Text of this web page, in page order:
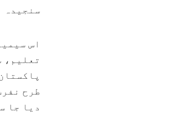
سنجیدہ
اس
تعلیم،
طرح
دیا جا